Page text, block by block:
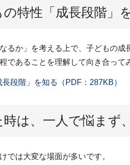
の特性「成長段階」
るか」を考える上で、子どもの
であることを理解して向き合って
段階」を知る（PDF：287KB）
時は、一人で悩まず
では大変な場面が多いです。